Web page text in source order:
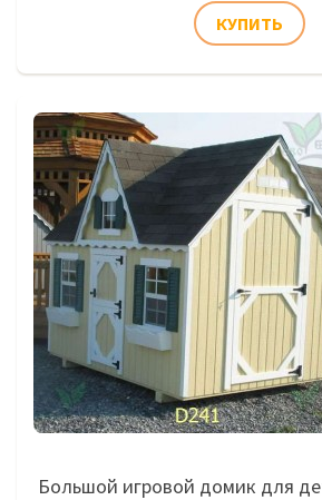
Большой игровой домик для